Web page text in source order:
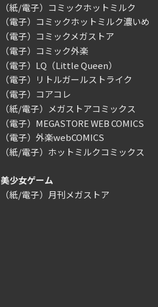
（紙/電子）コミックホットミルク
（電子）コミックホットミルク濃いめ
（電子）コミックメガストア
（電子）コミック外楽
（電子）LQ（Little Queen）
（電子）リトルガールストライク
（電子）コアコレ
（紙/電子）メガストアコミックス
（電子）MEGASTORE WEB COMICS
（電子）外楽webCOMICS
（紙/電子）ホットミルクコミックス
美少女ゲーム
（紙/電子）月刊メガストア